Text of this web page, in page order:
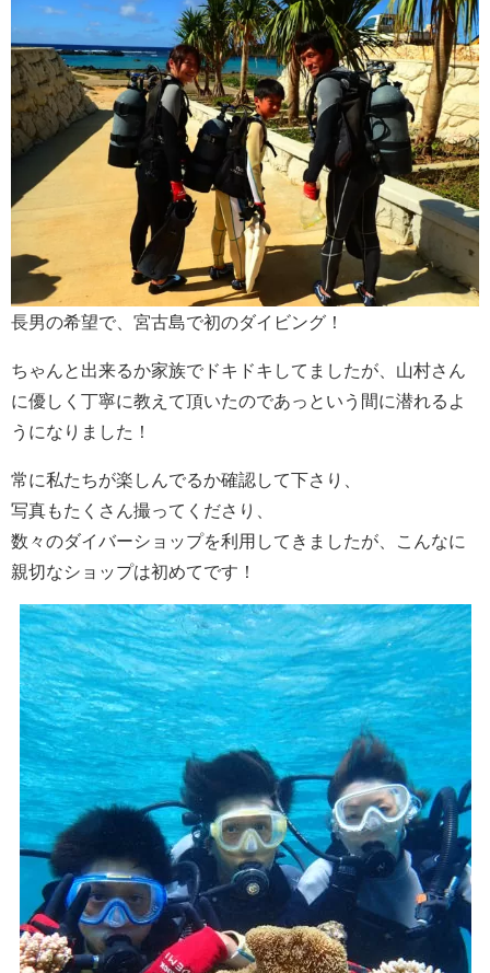
長男の希望で、宮古島で初のダイビング！
ちゃんと出来るか家族でドキドキしてましたが、山村さん
に優しく丁寧に教えて頂いたのであっという間に潜れるよ
うになりました！
常に私たちが楽しんでるか確認して下さり、
写真もたくさん撮ってくださり、
数々のダイバーショップを利用してきましたが、こんなに
親切なショップは初めてです！